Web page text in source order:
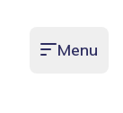
Otevřít
Menu